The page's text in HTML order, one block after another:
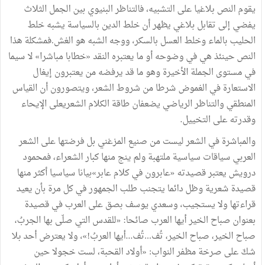
يقوم النص بلاغيا على التشبيه، فالتناظر البنيوي بين الجمل الثلاث
يفضي إلى تقابل بلاغي يظهر أن خلط الدين بالسياسة يشبه خلط
الحليب بالماء وخلط العسل بالسكر، ووجه الشبه هو الغش.فمشكلة هذا
النص حينئذ هي في وضوحه أو ما يعتبره النقد «خطابا مباشرا» لا سيما
في مستوى الجملة الأخيرة وهو ما قد يرفضه من يعتبرون إيغال
الاستعارة في الغموض شرطا من شروط الشعر، ويتصورون أن القياس
المنطقي والتناظر الرياضي يضعفان طاقة الكلام الشعريعلى الإيحاء
وقدرته على التخييل.
والمباشرة في الشعر ليست من صنيع المزغني بل فرضتها على الشعر
العربي سياقات سياسية ملتهبة ولم ينج منها كبار الشعراء، فمحمود
درويش يعتبر قصيدته «عابرون في كلام عابر»بيانا سياسيا أكثر منها
قصيدة شعرية وظل دائما يتجنب طلب الجمهور في كل مرة بأن يعيد
قراءتها ولا يستجيب، وسعدي يوسف بصق على العرب في قصيدة
بعنوان صباح الخير أيها العرب صائحا: «للقدس التي صلّى بها الجربُ،
صباح الخير، صباح الخير، تُف...تُف...أيها العربُ!»، ولا يعترض أحد بلا
شكّ على صرخة مظفر النواب: «أولاد القحبة، لست خجولا حين